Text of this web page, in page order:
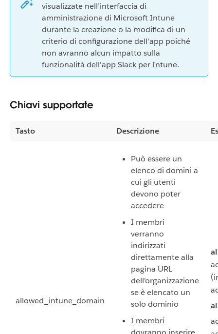
visualizzate nell’interfaccia di
amministrazione di Microsoft Intune
durante la creazione o la modifica di un
criterio di configurazione dell'app poiché
non avranno alcun impatto sulla
funzionalità dell'app Slack per Intune.
Chiavi supportate
Tasto Descrizione
allowed_intune_domain
Può essere un
elenco di domini a
cui gli utenti
devono poter
accedere
I membri
verranno
indirizzati
direttamente alla
pagina URL
dell'organizzazione
se è elencato un
solo dominio
I membri